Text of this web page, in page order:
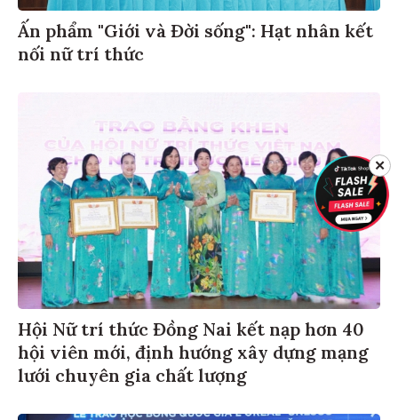
Ấn phẩm "Giới và Đời sống": Hạt nhân kết
nối nữ trí thức
Hội Nữ trí thức Đồng Nai kết nạp hơn 40
hội viên mới, định hướng xây dựng mạng
lưới chuyên gia chất lượng
✕